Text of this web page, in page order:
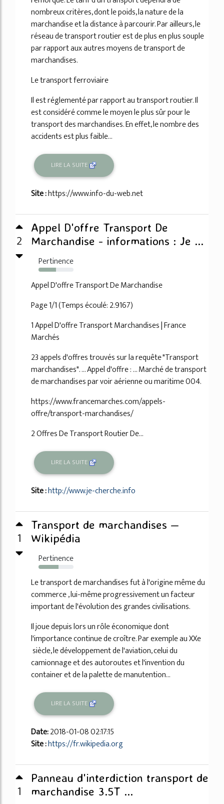
nombreux critères, dont le poids, la nature de la
marchandise et la distance à parcourir. Par ailleurs, le
réseau de transport routier est de plus en plus souple
par rapport aux autres moyens de transport de
marchandises.
Le transport ferroviaire
Il est réglementé par rapport au transport routier. Il
est considéré comme le moyen le plus sûr pour le
transport des marchandises. En effet, le nombre des
accidents est plus faible...
LIRE LA SUITE
Site :https://www.info-du-web.net
2
Appel D'offre Transport De
Marchandise - informations : Je ...
Pertinence
50%
Appel D'offre Transport De Marchandise
Page 1/1 (Temps écoulé: 2.9167)
1 Appel D'offre Transport Marchandises | France
Marchés
23 appels d'offres trouvés sur la requête "Transport
marchandises". ... Appel d'offre : ... Marché de transport
de marchandises par voir aérienne ou maritime 004.
https://www.francemarches.com/appels-
offre/transport-marchandises/
2 Offres De Transport Routier De...
LIRE LA SUITE
Site :http://www.je-cherche.info
1
Transport de marchandises —
Wikipédia
Pertinence
57%
Le transport de marchandises fut à l'origine même du
commerce , lui-même progressivement un facteur
important de l'évolution des grandes civilisations.
Il joue depuis lors un rôle économique dont
l'importance continue de croître. Par exemple au XXe
siècle, le développement de l'aviation, celui du
camionnage et des autoroutes et l'invention du
container et de la palette de manutention...
LIRE LA SUITE
Date:2018-01-08 02:17:15
Site :https://fr.wikipedia.org
1
Panneau d'interdiction transport de
marchandise 3.5T ...